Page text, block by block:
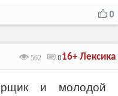
0
Лексика
16+
562 0
и молодой